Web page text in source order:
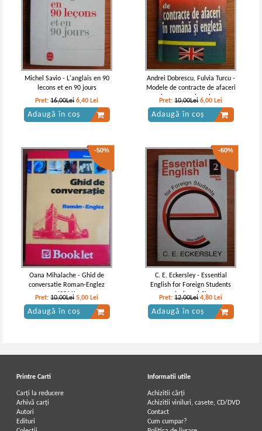
Michel Savio - L'anglais en 90
lecons et en 90 jours
Pret:16,00Lei 6,40 Lei
Adaugă în coș
Andrei Dobrescu, Fulvia Turcu -
Modele de contracte de afaceri
in romana si engleza
Pret:10,00Lei 6,00 Lei
Adaugă în coș
-50%
Oana Mihalache - Ghid de
conversatie Roman-Englez
(2011)
Pret:10,00Lei 5,00 Lei
Adaugă în coș
-60%
C. E. Eckersley - Essential
English for Foreign Students
(volumul 2)
Pret:12,00Lei 4,80 Lei
Adaugă în coș
Printre Carti
Carți la reducere
Arhivă carți
Autori
Edituri
Informatii utile
Achizitii cărți
Achizitii viniluri, casete, CD/DVD
Contact
Cum cumpar?